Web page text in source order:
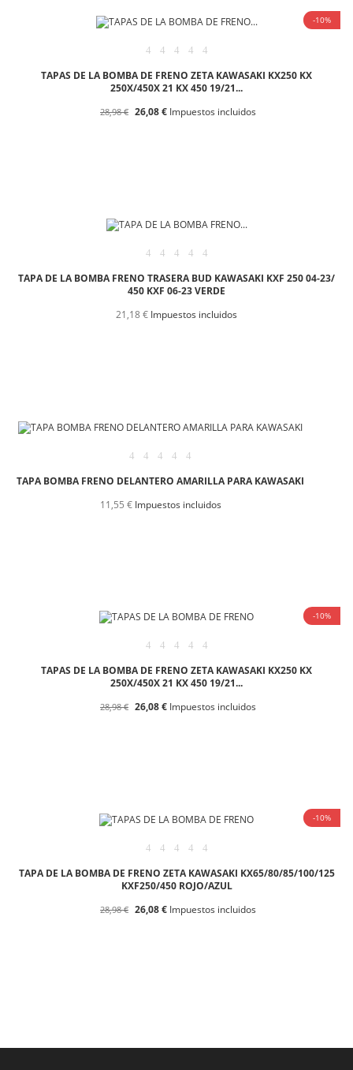
-10%
TAPAS DE LA BOMBA DE FRENO ZETA KAWASAKI KX250 KX
250X/450X 21 KX 450 19/21...
28,98 € 26,08 € Impuestos incluidos
TAPA DE LA BOMBA FRENO TRASERA BUD KAWASAKI KXF 250 04-23/
450 KXF 06-23 VERDE
21,18 € Impuestos incluidos
TAPA BOMBA FRENO DELANTERO AMARILLA PARA KAWASAKI
11,55 €Impuestos incluidos
-10%
TAPAS DE LA BOMBA DE FRENO ZETA KAWASAKI KX250 KX
250X/450X 21 KX 450 19/21...
28,98 € 26,08 € Impuestos incluidos
-10%
TAPA DE LA BOMBA DE FRENO ZETA KAWASAKI KX65/80/85/100/125
KXF250/450 ROJO/AZUL
28,98 € 26,08 € Impuestos incluidos